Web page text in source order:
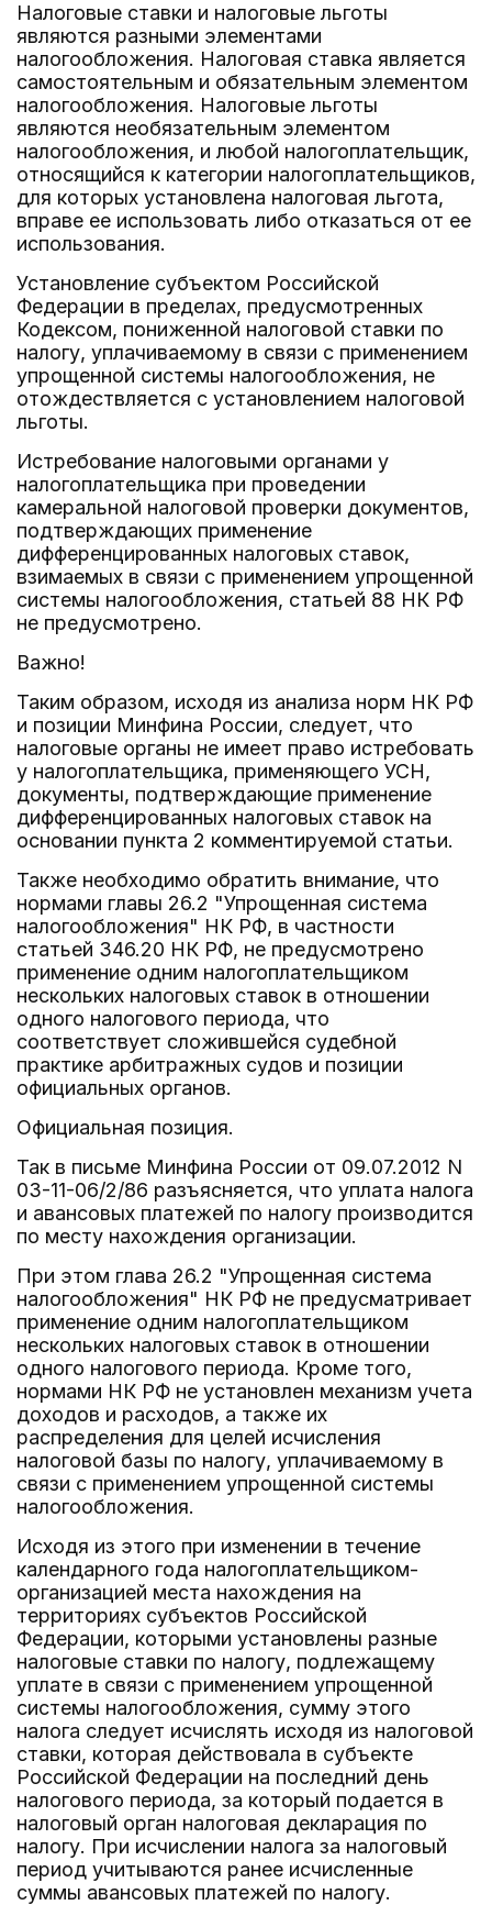
Налоговые ставки и налоговые льготы
являются разными элементами
налогообложения. Налоговая ставка является
самостоятельным и обязательным элементом
налогообложения. Налоговые льготы
являются необязательным элементом
налогообложения, и любой налогоплательщик,
относящийся к категории налогоплательщиков,
для которых установлена налоговая льгота,
вправе ее использовать либо отказаться от ее
использования.
Установление субъектом Российской
Федерации в пределах, предусмотренных
Кодексом, пониженной налоговой ставки по
налогу, уплачиваемому в связи с применением
упрощенной системы налогообложения, не
отождествляется с установлением налоговой
льготы.
Истребование налоговыми органами у
налогоплательщика при проведении
камеральной налоговой проверки документов,
подтверждающих применение
дифференцированных налоговых ставок,
взимаемых в связи с применением упрощенной
системы налогообложения, статьей 88 НК РФ
не предусмотрено.
Важно!
Таким образом, исходя из анализа норм НК РФ
и позиции Минфина России, следует, что
налоговые органы не имеет право истребовать
у налогоплательщика, применяющего УСН,
документы, подтверждающие применение
дифференцированных налоговых ставок на
основании пункта 2 комментируемой статьи.
Также необходимо обратить внимание, что
нормами главы 26.2 "Упрощенная система
налогообложения" НК РФ, в частности
статьей 346.20 НК РФ, не предусмотрено
применение одним налогоплательщиком
нескольких налоговых ставок в отношении
одного налогового периода, что
соответствует сложившейся судебной
практике арбитражных судов и позиции
официальных органов.
Официальная позиция.
Так в письме Минфина России от 09.07.2012 N
03-11-06/2/86 разъясняется, что уплата налога
и авансовых платежей по налогу производится
по месту нахождения организации.
При этом глава 26.2 "Упрощенная система
налогообложения" НК РФ не предусматривает
применение одним налогоплательщиком
нескольких налоговых ставок в отношении
одного налогового периода. Кроме того,
нормами НК РФ не установлен механизм учета
доходов и расходов, а также их
распределения для целей исчисления
налоговой базы по налогу, уплачиваемому в
связи с применением упрощенной системы
налогообложения.
Исходя из этого при изменении в течение
календарного года налогоплательщиком-
организацией места нахождения на
территориях субъектов Российской
Федерации, которыми установлены разные
налоговые ставки по налогу, подлежащему
уплате в связи с применением упрощенной
системы налогообложения, сумму этого
налога следует исчислять исходя из налоговой
ставки, которая действовала в субъекте
Российской Федерации на последний день
налогового периода, за который подается в
налоговый орган налоговая декларация по
налогу. При исчислении налога за налоговый
период учитываются ранее исчисленные
суммы авансовых платежей по налогу.